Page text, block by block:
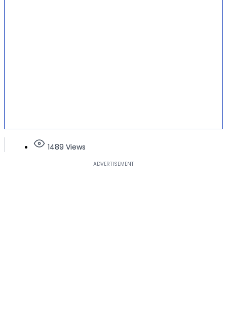
1489 Views